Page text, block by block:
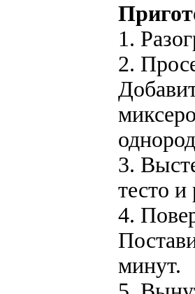
1.
2.
3.
тесто и
4.
минут.